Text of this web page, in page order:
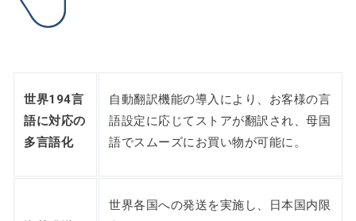
世界194言
語に対応の
多言語化
自動翻訳機能の導入により、お客様の言
語設定に応じてストアが翻訳され、母国
語でスムーズにお買い物が可能に。
世界各国への発送を実施し、日本国内限